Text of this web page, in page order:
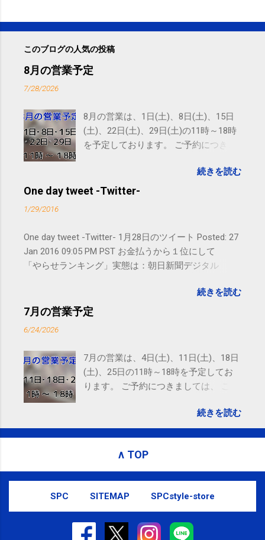
このブログの人気の投稿
8月の営業予定
7/28/2026
8月の営業は、1日(土)、8日(土)、15日
(土)、22日(土)、29日(土)の11時～18時
を予定しております。 ご予約につきま
す。 電話に出られないことがあります
ので、ご予約、お問い合わせは
続きを読む
One day tweet -Twitter-
1/29/2016
One day tweet -Twitter- 1月28日のツイート Posted: 27
Jan 2016 09:05 PM PST お金払うから１位にして
「やらせランキング」実態は：朝日新聞デジタル
to email updates from サクマフィジカルコンディショ
ニング(@SPCstyle) - Twilog . To stop receiving these
Parkway, Mountain View, CA 94043, United States
続きを読む
7月の営業予定
6/24/2026
7月の営業は、4日(土)、11日(土)、18日
(土)、25日の11時～18時を予定してお
ります。 ご予約につきましては、 こち
れないことがありますので、ご予約、
お問い合わせはSMS（ショートメッセ
続きを読む
∧ TOP
SPC SITEMAP SPCstyle-store